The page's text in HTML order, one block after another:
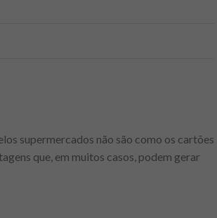
supermercados não são como os cartões
que, em muitos casos, podem gerar